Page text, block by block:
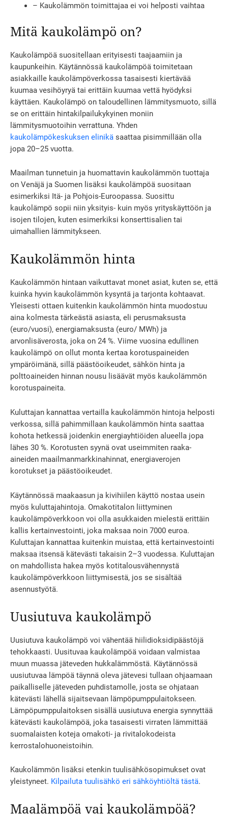
– Kaukolämmön toimittajaa ei voi helposti vaihtaa
Mitä kaukolämpö on?
Kaukolämpöä suositellaan erityisesti taajaamiin ja
kaupunkeihin. Käytännössä kaukolämpöä toimitetaan
asiakkaille kaukolämpöverkossa tasaisesti kiertävää
kuumaa vesihöyryä tai erittäin kuumaa vettä hyödyksi
käyttäen. Kaukolämpö on taloudellinen lämmitysmuoto, sillä
se on erittäin hintakilpailukykyinen moniin
lämmitysmuotoihin verrattuna. Yhden
kaukolämpökeskuksen elinikä saattaa pisimmillään olla
jopa 20–25 vuotta.
Maailman tunnetuin ja huomattavin kaukolämmön tuottaja
on Venäjä ja Suomen lisäksi kaukolämpöä suositaan
esimerkiksi Itä- ja Pohjois-Euroopassa. Suosittu
kaukolämpö sopii niin yksityis- kuin myös yrityskäyttöön ja
isojen tilojen, kuten esimerkiksi konserttisalien tai
uimahallien lämmitykseen.
Kaukolämmön hinta
Kaukolämmön hintaan vaikuttavat monet asiat, kuten se, että
kuinka hyvin kaukolämmön kysyntä ja tarjonta kohtaavat.
Yleisesti ottaen kuitenkin kaukolämmön hinta muodostuu
aina kolmesta tärkeästä asiasta, eli perusmaksusta
(euro/vuosi), energiamaksusta (euro/ MWh) ja
arvonlisäverosta, joka on 24 %. Viime vuosina edullinen
kaukolämpö on ollut monta kertaa korotuspaineiden
ympäröimänä, sillä päästöoikeudet, sähkön hinta ja
polttoaineiden hinnan nousu lisäävät myös kaukolämmön
korotuspaineita.
Kuluttajan kannattaa vertailla kaukolämmön hintoja helposti
verkossa, sillä pahimmillaan kaukolämmön hinta saattaa
kohota hetkessä joidenkin energiayhtiöiden alueella jopa
lähes 30 %. Korotusten syynä ovat useimmiten raaka-
aineiden maailmanmarkkinahinnat, energiaverojen
korotukset ja päästöoikeudet.
Käytännössä maakaasun ja kivihiilen käyttö nostaa usein
myös kuluttajahintoja. Omakotitalon liittyminen
kaukolämpöverkkoon voi olla asukkaiden mielestä erittäin
kallis kertainvestointi, joka maksaa noin 7000 euroa.
Kuluttajan kannattaa kuitenkin muistaa, että kertainvestointi
maksaa itsensä kätevästi takaisin 2–3 vuodessa. Kuluttajan
on mahdollista hakea myös kotitalousvähennystä
kaukolämpöverkkoon liittymisestä, jos se sisältää
asennustyötä.
Uusiutuva kaukolämpö
Uusiutuva kaukolämpö voi vähentää hiilidioksidipäästöjä
tehokkaasti. Uusituvaa kaukolämpöä voidaan valmistaa
muun muassa jäteveden hukkalämmöstä. Käytännössä
uusiutuvaa lämpöä täynnä oleva jätevesi tullaan ohjaamaan
paikalliselle jäteveden puhdistamolle, josta se ohjataan
kätevästi lähellä sijaitsevaan lämpöpumppulaitokseen.
Lämpöpumppulaitoksen sisällä uusiutuva energia synnyttää
kätevästi kaukolämpöä, joka tasaisesti virraten lämmittää
suomalaisten koteja omakoti- ja rivitalokodeista
kerrostalohuoneistoihin.
Kaukolämmön lisäksi etenkin tuulisähkösopimukset ovat
yleistyneet. Kilpailuta tuulisähkö eri sähköyhtiöltä tästä.
Maalämpöä vai kaukolämpöä?